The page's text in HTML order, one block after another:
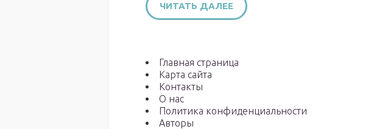
ЧИТАТЬ ДАЛЕЕ
Главная страница
Карта сайта
Контакты
О нас
Политика конфиденциальности
Авторы